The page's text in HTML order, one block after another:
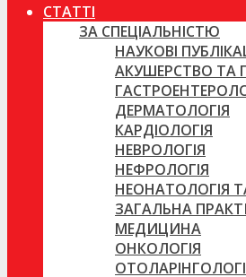
СТАТТІ
ЗА СПЕЦІАЛЬНІСТЮ
НАУКОВІ
АКУШЕРСТВО ТА
ДЕРМАТОЛОГІЯ
КАРДІОЛОГІЯ
НЕВРОЛОГІЯ
НЕФРОЛОГІЯ
НЕОНАТОЛОГІЯ
ЗАГАЛЬНА
МЕДИЦИНА
ОНКОЛОГІЯ